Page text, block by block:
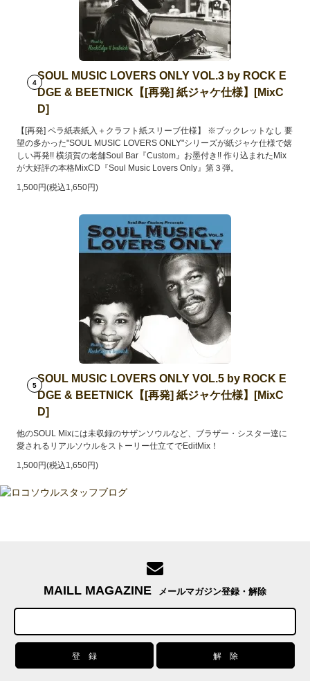
4
SOUL MUSIC LOVERS ONLY VOL.3 by ROCK E
DGE & BEETNICK【[再発] 紙ジャケ仕様】[MixC
D]
【[再発] ペラ紙表紙入＋クラフト紙スリーブ仕様】 ※ブックレットなし 要
望の多かった"SOUL MUSIC LOVERS ONLY"シリーズが紙ジャケ仕様で嬉
しい再発!! 横須賀の老舗Soul Bar『Custom』お墨付き!! 作り込まれたMix
が大好評の本格MixCD『Soul Music Lovers Only』第３弾。
1,500円(税込1,650円)
5
SOUL MUSIC LOVERS ONLY VOL.5 by ROCK E
DGE & BEETNICK【[再発] 紙ジャケ仕様】[MixC
D]
他のSOUL Mixには未収録のサザンソウルなど、ブラザー・シスター達に
愛されるリアルソウルをストーリー仕立てでEditMix！
1,500円(税込1,650円)
MAILL MAGAZINE メールマガジン登録・解除